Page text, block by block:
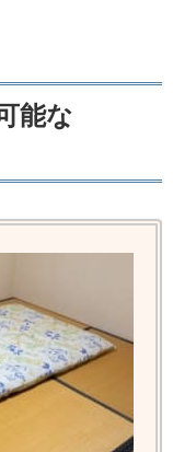
能な